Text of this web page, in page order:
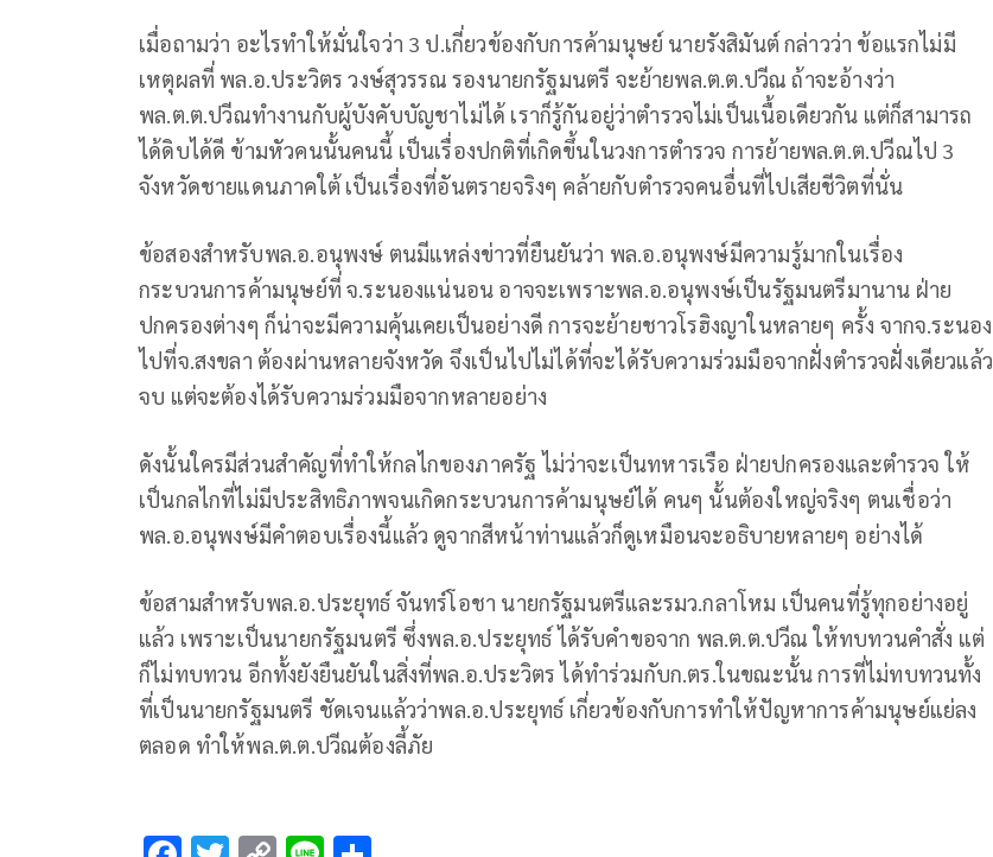
เมื่อถามว่า อะไรทำให้มั่นใจว่า 3 ป.เกี่ยวข้องกับการค้ามนุษย์ นายรังสิมันต์ กล่าวว่า ข้อแรกไม่มี
เหตุผลที่ พล.อ.ประวิตร วงษ์สุวรรณ รองนายกรัฐมนตรี จะย้ายพล.ต.ต.ปวีณ ถ้าจะอ้างว่า
พล.ต.ต.ปวีณทำงานกับผู้บังคับบัญชาไม่ได้ เราก็รู้กันอยู่ว่าตำรวจไม่เป็นเนื้อเดียวกัน แต่ก็สามารถ
ได้ดิบได้ดี ข้ามหัวคนนั้นคนนี้ เป็นเรื่องปกติที่เกิดขึ้นในวงการตำรวจ การย้ายพล.ต.ต.ปวีณไป 3
จังหวัดชายแดนภาคใต้ เป็นเรื่องที่อันตรายจริงๆ คล้ายกับตำรวจคนอื่นที่ไปเสียชีวิตที่นั่น
ข้อสองสำหรับพล.อ.อนุพงษ์ ตนมีแหล่งข่าวที่ยืนยันว่า พล.อ.อนุพงษ์มีความรู้มากในเรื่อง
กระบวนการค้ามนุษย์ที่ จ.ระนองแน่นอน อาจจะเพราะพล.อ.อนุพงษ์เป็นรัฐมนตรีมานาน ฝ่าย
ปกครองต่างๆ ก็น่าจะมีความคุ้นเคยเป็นอย่างดี การจะย้ายชาวโรฮิงญาในหลายๆ ครั้ง จากจ.ระนอง
ไปที่จ.สงขลา ต้องผ่านหลายจังหวัด จึงเป็นไปไม่ได้ที่จะได้รับความร่วมมือจากฝั่งตำรวจฝั่งเดียวแล้ว
จบ แต่จะต้องได้รับความร่วมมือจากหลายอย่าง
ดังนั้นใครมีส่วนสำคัญที่ทำให้กลไกของภาครัฐ ไม่ว่าจะเป็นทหารเรือ ฝ่ายปกครองและตำรวจ ให้
เป็นกลไกที่ไม่มีประสิทธิภาพจนเกิดกระบวนการค้ามนุษย์ได้ คนๆ นั้นต้องใหญ่จริงๆ ตนเชื่อว่า
พล.อ.อนุพงษ์มีคำตอบเรื่องนี้แล้ว ดูจากสีหน้าท่านแล้วก็ดูเหมือนจะอธิบายหลายๆ อย่างได้
ข้อสามสำหรับพล.อ.ประยุทธ์ จันทร์โอชา นายกรัฐมนตรีและรมว.กลาโหม เป็นคนที่รู้ทุกอย่างอยู่
แล้ว เพราะเป็นนายกรัฐมนตรี ซึ่งพล.อ.ประยุทธ์ ได้รับคำขอจาก พล.ต.ต.ปวีณ ให้ทบทวนคำสั่ง แต่
ก็ไม่ทบทวน อีกทั้งยังยืนยันในสิ่งที่พล.อ.ประวิตร ได้ทำร่วมกับก.ตร.ในขณะนั้น การที่ไม่ทบทวนทั้ง
ที่เป็นนายกรัฐมนตรี ชัดเจนแล้วว่าพล.อ.ประยุทธ์ เกี่ยวข้องกับการทำให้ปัญหาการค้ามนุษย์แย่ลง
ตลอด ทำให้พล.ต.ต.ปวีณต้องลี้ภัย